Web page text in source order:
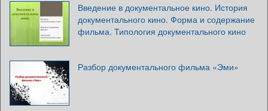
Введение в документальное кино. История
документального кино. Форма и содержание
фильма. Типология документального кино
Разбор документального фильма «Эми»